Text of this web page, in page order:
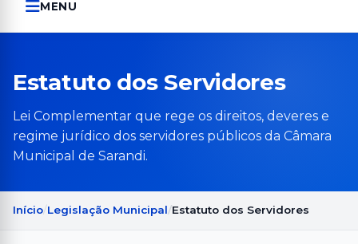
MENU
Estatuto dos Servidores
Lei Complementar que rege os direitos, deveres e
regime jurídico dos servidores públicos da Câmara
Municipal de Sarandi.
Início Legislação Municipal Estatuto dos Servidores